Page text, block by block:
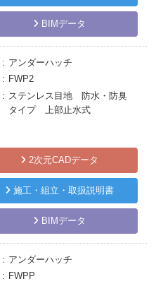
BIMデータ
アンダーハッチ
FWP2
ステンレス目地 防水・防臭
タイプ 上部止水式
2次元CADデータ
施工・組立・取扱説明書
BIMデータ
アンダーハッチ
FWPP